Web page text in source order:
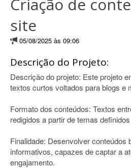
Criação de
site
05/08/2025 às 09:06
Descrição do Projeto:
Descrição do projeto: Este projeto
textos curtos voltados para blogs e
Formato dos conteúdos: Textos
redigidos a partir de temas
Finalidade: Desenvolver conteúdos
informativos, capazes de captar a
engajamento.